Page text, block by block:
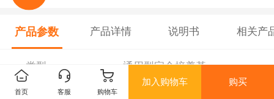
产品参数 产品详情 说明书 相关产
类型 通用型完全培养基
首页 客服 购物车
加入购物车 购买